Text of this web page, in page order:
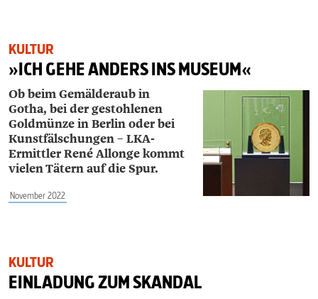
KULTUR
»ICH GEHE ANDERS INS MUSEUM«
Ob beim Gemälderaub in
Gotha, bei der gestohlenen
Goldmünze in Berlin oder bei
Kunstfälschungen – LKA-
Ermittler René Allonge kommt
vielen Tätern auf die Spur.
November 2022
KULTUR
EINLADUNG ZUM SKANDAL